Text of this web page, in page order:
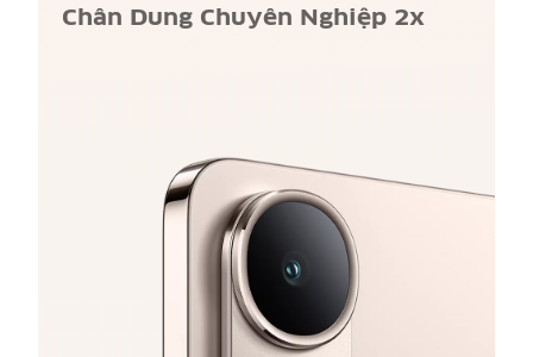
Chân Dung Chuyên Nghiệp 2x